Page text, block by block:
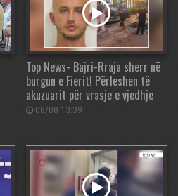
Top News- Bajri-Rraja sherr në
burgun e Fierit! Përleshen të
akuzuarit për vrasje e vjedhje
08/08 13:39